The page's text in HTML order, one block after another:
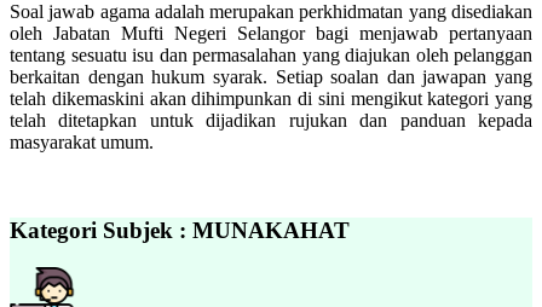
Soal jawab agama adalah merupakan perkhidmatan yang disediakan
oleh Jabatan Mufti Negeri Selangor bagi menjawab pertanyaan
tentang sesuatu isu dan permasalahan yang diajukan oleh pelanggan
berkaitan dengan hukum syarak. Setiap soalan dan jawapan yang
telah dikemaskini akan dihimpunkan di sini mengikut kategori yang
telah ditetapkan untuk dijadikan rujukan dan panduan kepada
masyarakat umum.
Kategori Subjek : MUNAKAHAT